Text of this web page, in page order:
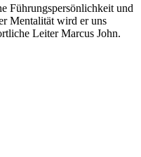
Führungspersönlichkeit und
Mentalität wird er uns
Leiter Marcus John.